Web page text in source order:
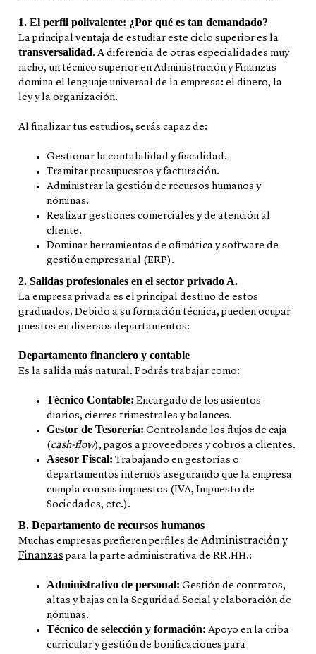
1. El perfil polivalente: ¿Por qué es tan demandado?
La principal ventaja de estudiar este ciclo superior es la
transversalidad. A diferencia de otras especialidades muy
nicho, un técnico superior en Administración y Finanzas
domina el lenguaje universal de la empresa: el dinero, la
ley y la organización.
Al finalizar tus estudios, serás capaz de:
Gestionar la contabilidad y fiscalidad.
Tramitar presupuestos y facturación.
Administrar la gestión de recursos humanos y
nóminas.
Realizar gestiones comerciales y de atención al
cliente.
Dominar herramientas de ofimática y software de
gestión empresarial (ERP).
2. Salidas profesionales en el sector privado
La empresa privada es el principal destino de estos
graduados. Debido a su formación técnica, pueden ocupar
puestos en diversos departamentos:
A.
Departamento financiero y contable
Es la salida más natural. Podrás trabajar como:
Técnico Contable: Encargado de los asientos
diarios, cierres trimestrales y balances.
Gestor de Tesorería: Controlando los flujos de caja
(cash-flow), pagos a proveedores y cobros a clientes.
Asesor Fiscal: Trabajando en gestorías o
departamentos internos asegurando que la empresa
cumpla con sus impuestos (IVA, Impuesto de
Sociedades, etc.).
B. Departamento de recursos humanos
Muchas empresas prefieren perfiles de Administración y
Finanzas para la parte administrativa de RR.HH.:
Administrativo de personal: Gestión de contratos,
altas y bajas en la Seguridad Social y elaboración de
nóminas.
Técnico de selección y formación: Apoyo en la criba
curricular y gestión de bonificaciones para